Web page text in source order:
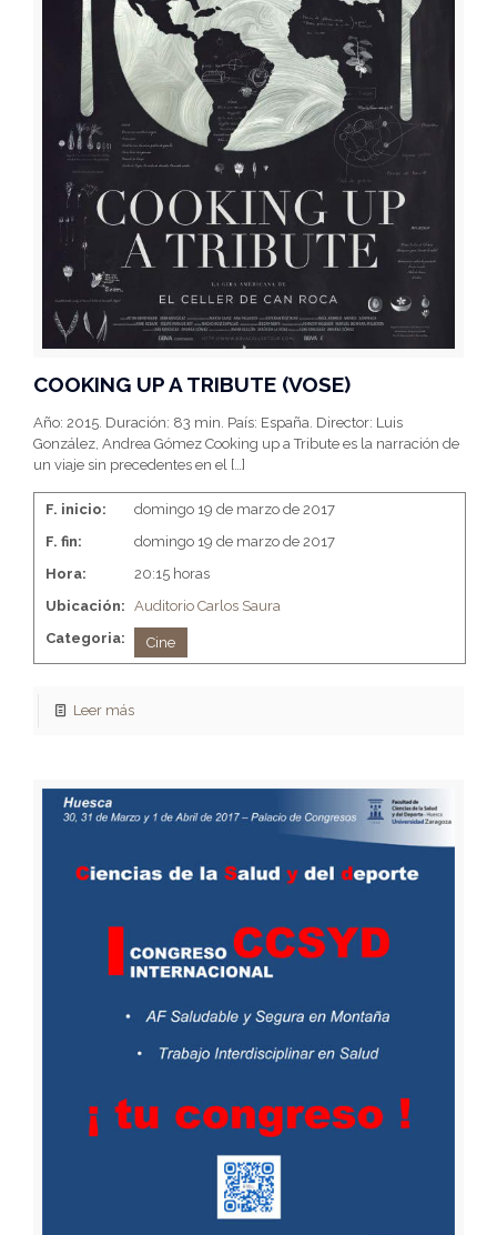
COOKING UP A TRIBUTE (VOSE)
Año: 2015. Duración: 83 min. País: España. Director: Luis
González, Andrea Gómez Cooking up a Tribute es la narración de
un viaje sin precedentes en el […]
F. inicio:
domingo 19 de marzo de 2017
F. fin:
domingo 19 de marzo de 2017
Hora:
20:15 horas
Ubicación: Auditorio Carlos Saura
Categoria:
Cine
Leer más